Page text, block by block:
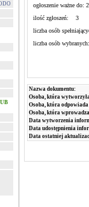
ogłoszenie ważne do:
ilość zgłoszeń: 3
liczba osób
liczba osób
Nazwa dokumentu:
Osoba, która
Osoba, która odpowiada
Osoba, która
Data wytworzenia
Data udostępnienia
Data ostatniej